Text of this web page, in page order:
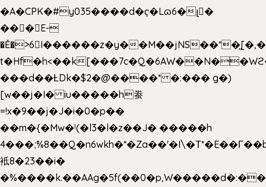
�A�CPK�#y035����d�ҁ�Lɷ6�լ�
���E-
�Ě�>6򁊔I������z�y�
���d��ȽDk�$2�@����* �:��� g�)
[w��j�I� iu�����h䖭
=!x�9��j�J�i�0�p��
��m�{�Mw�ˡ(�l3�l�z��J� �����h
袛8�23��i�